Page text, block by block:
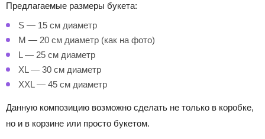
Предлагаемые размеры букета:
S — 15 см диаметр
M — 20 см диаметр (как на фото)
L — 25 см диаметр
XL — 30 см диаметр
XXL — 45 см диаметр
Данную композицию возможно сделать не только в коробке,
но и в корзине или просто букетом.